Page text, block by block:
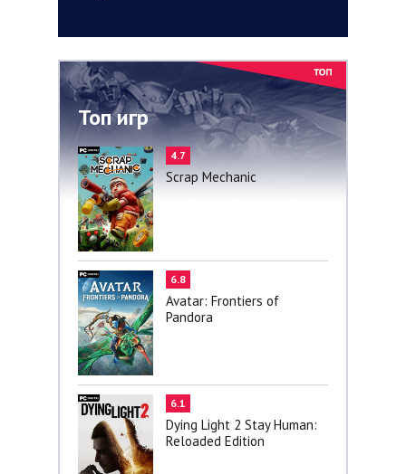
Топ игр
4.7
Scrap Mechanic
6.8
Avatar: Frontiers of
Pandora
6.1
Dying Light 2 Stay Human:
Reloaded Edition